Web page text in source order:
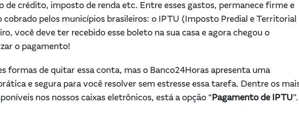
de crédito, imposto de renda etc. Entre esses gastos, permanece firme e
pelos municípios brasileiros: o IPTU (Imposto Predial e Territorial
você deve ter recebido esse boleto na sua casa e agora chegou o
o pagamento!
formas de quitar essa conta, mas o Banco24Horas apresenta uma
e segura para você resolver sem estresse essa tarefa. Dentre os
nos nossos caixas eletrônicos, está a opção “Pagamento de IPTU”.